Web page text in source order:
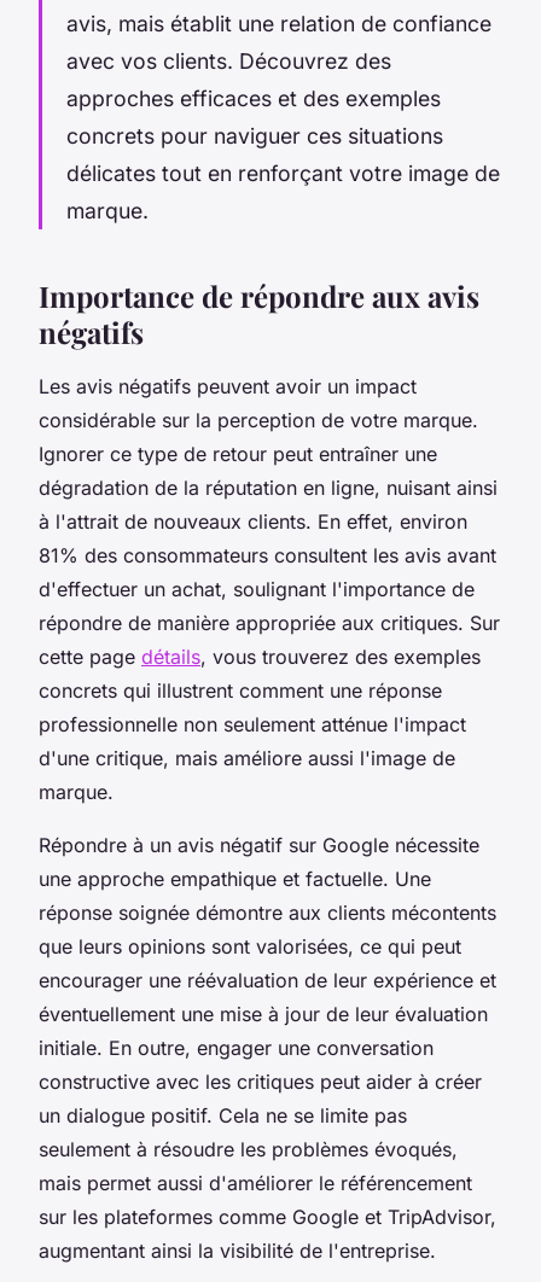
avis, mais établit une relation de confiance
avec vos clients. Découvrez des
approches efficaces et des exemples
concrets pour naviguer ces situations
délicates tout en renforçant votre image de
marque.
Importance de répondre aux avis
négatifs
Les avis négatifs peuvent avoir un impact
considérable sur la perception de votre marque.
Ignorer ce type de retour peut entraîner une
dégradation de la réputation en ligne, nuisant ainsi
à l'attrait de nouveaux clients. En effet, environ
81% des consommateurs consultent les avis avant
d'effectuer un achat, soulignant l'importance de
répondre de manière appropriée aux critiques. Sur
cette page détails, vous trouverez des exemples
concrets qui illustrent comment une réponse
professionnelle non seulement atténue l'impact
d'une critique, mais améliore aussi l'image de
marque.
Répondre à un avis négatif sur Google nécessite
une approche empathique et factuelle. Une
réponse soignée démontre aux clients mécontents
que leurs opinions sont valorisées, ce qui peut
encourager une réévaluation de leur expérience et
éventuellement une mise à jour de leur évaluation
initiale. En outre, engager une conversation
constructive avec les critiques peut aider à créer
un dialogue positif. Cela ne se limite pas
seulement à résoudre les problèmes évoqués,
mais permet aussi d'améliorer le référencement
sur les plateformes comme Google et TripAdvisor,
augmentant ainsi la visibilité de l'entreprise.